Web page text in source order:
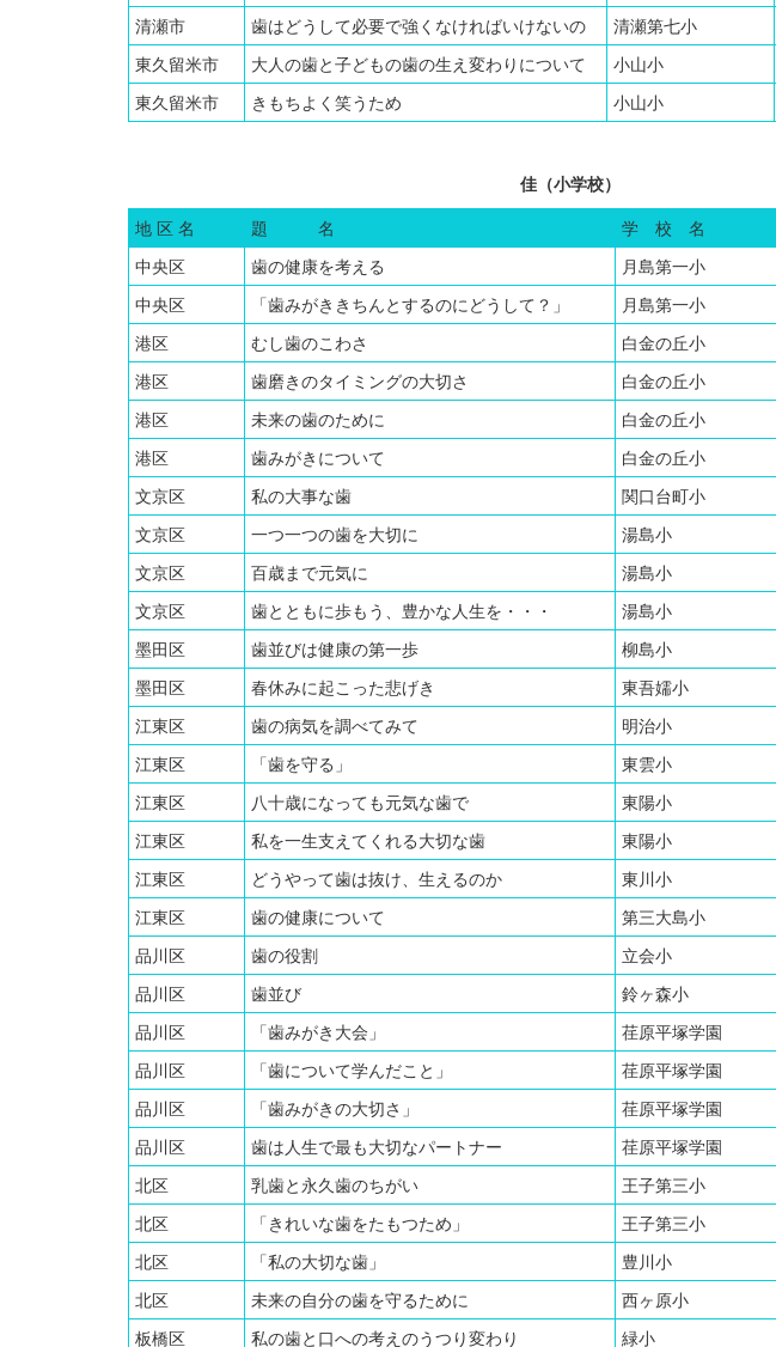
清瀬市 歯はどうして必要で強くなければいけないの 清瀬第七小
東久留米市
大人の歯と子どもの歯の生え変わりについて 小山小
東久留米市
きもちよく笑うため 小山小
佳（小学校）
地 区 名
題 名 学 校 名
中央区
歯の健康を考える 月島第一小
中央区
「歯みがききちんとするのにどうして？」 月島第一小
港区
むし歯のこわさ 白金の丘小
港区
歯磨きのタイミングの大切さ 白金の丘小
港区
未来の歯のために 白金の丘小
港区
歯みがきについて 白金の丘小
文京区
私の大事な歯 関口台町小
文京区
一つ一つの歯を大切に 湯島小
文京区
百歳まで元気に 湯島小
文京区
歯とともに歩もう、豊かな人生を・・・ 湯島小
墨田区
歯並びは健康の第一歩 柳島小
墨田区
春休みに起こった悲げき 東吾嬬小
江東区
歯の病気を調べてみて 明治小
江東区
「歯を守る」 東雲小
江東区
八十歳になっても元気な歯で 東陽小
江東区
私を一生支えてくれる大切な歯 東陽小
江東区
どうやって歯は抜け、生えるのか 東川小
江東区
歯の健康について 第三大島小
品川区
歯の役割 立会小
品川区
歯並び 鈴ヶ森小
品川区
「歯みがき大会」 荏原平塚学園
品川区
「歯について学んだこと」 荏原平塚学園
品川区
「歯みがきの大切さ」 荏原平塚学園
品川区
歯は人生で最も大切なパートナー 荏原平塚学園
北区
乳歯と永久歯のちがい 王子第三小
北区
「きれいな歯をたもつため」 王子第三小
北区
「私の大切な歯」 豊川小
北区
未来の自分の歯を守るために 西ヶ原小
板橋区
私の歯と口への考えのうつり変わり 緑小